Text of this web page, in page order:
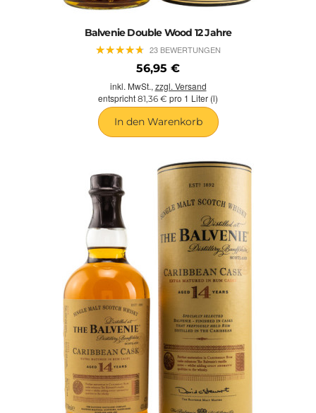
Balvenie Double Wood 12 Jahre
★★★★★
★★★★★ 23 BEWERTUNGEN
56,95 €
inkl. MwSt., zzgl. Versand
entspricht 81,36 € pro 1 Liter (l)
In den Warenkorb